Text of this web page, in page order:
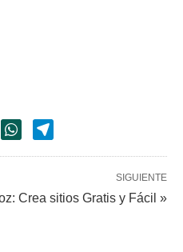
SIGUIENTE
Crea sitios Gratis y Fácil »